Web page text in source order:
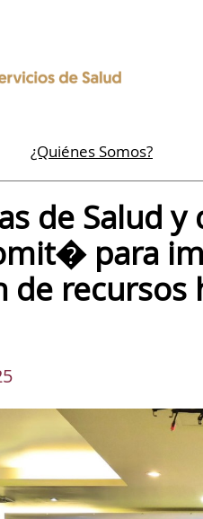
¿Quiénes Somos?
de Salud
para
recursos